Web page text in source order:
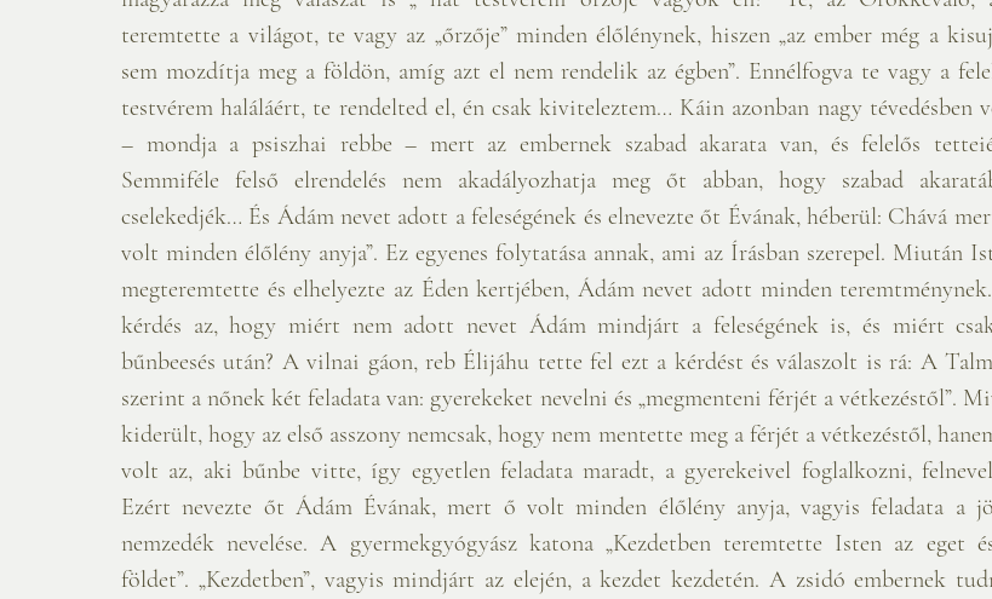
teremtette a világot, te vagy az „őrzője” minden élőlénynek, hiszen „az ember még a
sem mozdítja meg a földön, amíg azt el nem rendelik az égben”. Ennélfogva te vagy a
testvérem haláláért, te rendelted el, én csak kiviteleztem… Káin azonban nagy tévedésben
– mondja a psiszhai rebbe – mert az embernek szabad akarata van, és felelős
Semmiféle felső elrendelés nem akadályozhatja meg őt abban, hogy szabad
cselekedjék… És Ádám nevet adott a feleségének és elnevezte őt Évának, héberül: Chává
volt minden élőlény anyja”. Ez egyenes folytatása annak, ami az Írásban szerepel. Miután
megteremtette és elhelyezte az Éden kertjében, Ádám nevet adott minden
kérdés az, hogy miért nem adott nevet Ádám mindjárt a feleségének is, és miért
bűnbeesés után? A vilnai gáon, reb Élijáhu tette fel ezt a kérdést és válaszolt is rá: A
szerint a nőnek két feladata van: gyerekeket nevelni és „megmenteni férjét a vétkezéstől”.
kiderült, hogy az első asszony nemcsak, hogy nem mentette meg a férjét a vétkezéstől,
volt az, aki bűnbe vitte, így egyetlen feladata maradt, a gyerekeivel foglalkozni,
Ezért nevezte őt Ádám Évának, mert ő volt minden élőlény anyja, vagyis feladata a
nemzedék nevelése. A gyermekgyógyász katona „Kezdetben teremtette Isten az eget
földet”. „Kezdetben”, vagyis mindjárt az elején, a kezdet kezdetén. A zsidó embernek